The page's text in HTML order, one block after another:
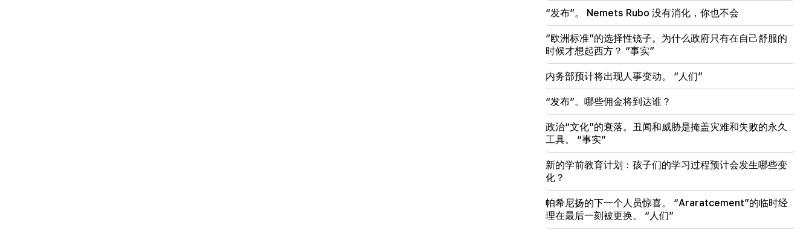
19:00
国会事件。因为“小牛”这个词。卡拉佩蒂安收到警告
18:55
伊朗和阿曼之间关于霍尔木兹海峡的谈判仍存在“一两
个问题”。半岛电视台
18:30
马什托茨社区警方揭露了一起汽车盗窃案
18:20
帕希尼扬与美国特使高级顾问讨论TRIPP项目实施
“发布”。 Nemets Rubo 没有消化，你也不会
“欧洲标准”的选择性镜子。为什么政府只有在自己舒服的
时候才想起西方？ “事实”
内务部预计将出现人事变动。 “人们”
“发布”。哪些佣金将到达谁？
政治“文化”的衰落。丑闻和威胁是掩盖灾难和失败的永久
工具。 “事实”
新的学前教育计划：孩子们的学习过程预计会发生哪些变
化？
帕希尼扬的下一个人员惊喜。 “Araratcement”的临时经
理在最后一刻被更换。 “人们”